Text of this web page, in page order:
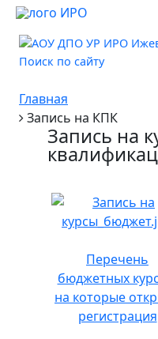
Поиск по сайту
Главная
Запись на КПК
Запись на
Перечень
бюджетных
на которые
регистрация